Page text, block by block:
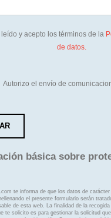
leído y acepto los términos de la
de datos.
Autorizo el envío de
básica sobre
te informa de que los datos de
el presente formulario serán
de esta web. La finalidad de la
te solicito es para gestionar la solicitud